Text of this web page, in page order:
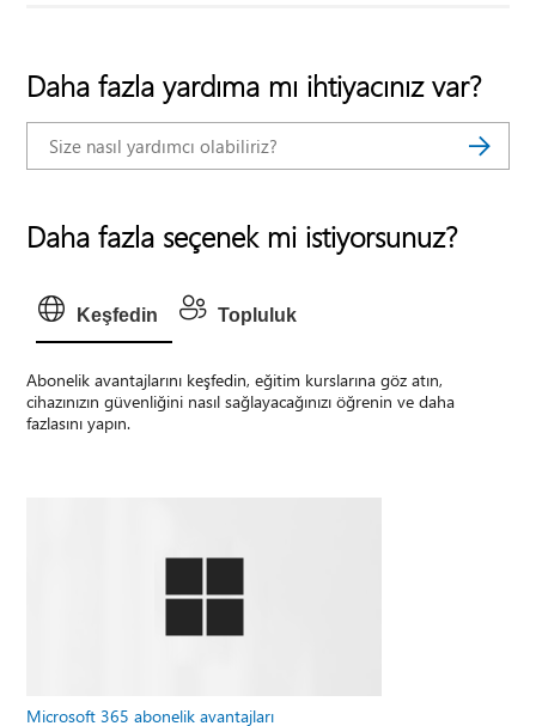
Daha fazla yardıma mı ihtiyacınız var?
Daha fazla seçenek mi istiyorsunuz?
Keşfedin Topluluk
Abonelik avantajlarını keşfedin, eğitim kurslarına göz atın,
cihazınızın güvenliğini nasıl sağlayacağınızı öğrenin ve daha
fazlasını yapın.
Microsoft 365 abonelik avantajları